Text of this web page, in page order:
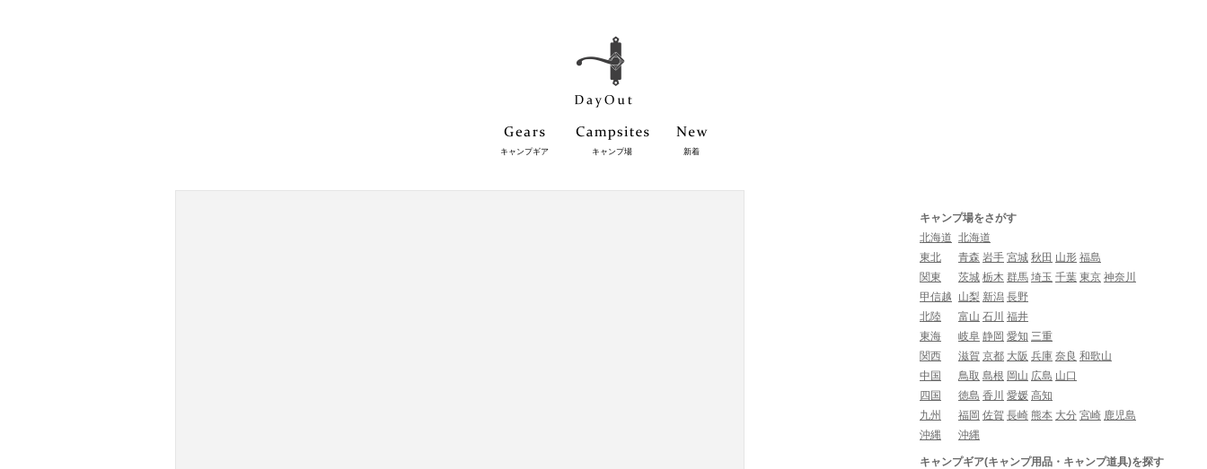
キャンプギア キャンプ場 新着
キャンプ場をさがす
北海道 北海道
東北
青森 岩手 宮城 秋田 山形 福島
関東
茨城 栃木 群馬 埼玉 千葉 東京 神奈川
甲信越
山梨 新潟 長野
北陸
富山 石川 福井
東海
岐阜 静岡 愛知 三重
関西
滋賀 京都 大阪 兵庫 奈良 和歌山
中国
鳥取 島根 岡山 広島 山口
四国
徳島 香川 愛媛 高知
九州
福岡 佐賀 長崎 熊本 大分 宮崎 鹿児島
沖縄
沖縄
キャンプギア(キャンプ用品・キャンプ道具)を探す